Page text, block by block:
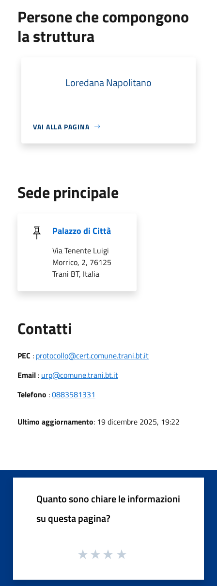
Persone che compongono
la struttura
Loredana Napolitano
VAI ALLA PAGINA
Sede principale
Palazzo di Città
Via Tenente Luigi
Morrico, 2, 76125
Trani BT, Italia
Contatti
PEC : protocollo@cert.comune.trani.bt.it
Email : urp@comune.trani.bt.it
Telefono :0883581331
Ultimo aggiornamento: 19 dicembre 2025, 19:22
Quanto sono chiare le informazioni
su questa pagina?